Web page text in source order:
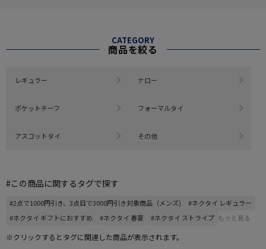
CATEGORY
商品を絞る
レギュラー ナロー
ポケットチーフ フォーマルタイ
アスコットタイ その他
#この商品に関するタグで探す
#2点で1000円引き、3点目で3000円引き対象商品（メンズ)
#ネクタイ レギュラー
#ネクタイ ギフトにおすすめ
#ネクタイ 春夏 #ネクタイ ストライプ もっと見る
※クリックするとタグに関連した商品が表示されます。